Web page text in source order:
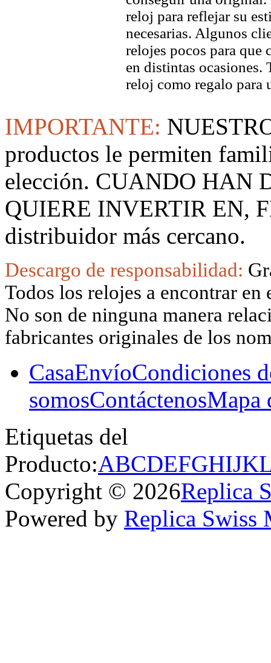
reloj para reflejar su
necesarias. Algunos
relojes pocos para que
en distintas ocasiones.
reloj como regalo para
IMPORTANTE:
productos le permiten
elección. CUANDO HAN
QUIERE INVERTIR EN,
distribuidor más cercano.
Descargo de responsabilidad:
Todos los relojes a encontrar
No son de ninguna manera
fabricantes originales de los
CasaEnvíoCondiciones
somosContáctenosMapa
Etiquetas del
Producto:ABCDEFGHIJK
Copyright © 2026Replica
Powered by Replica Swiss